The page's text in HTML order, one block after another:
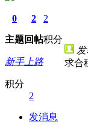
0
主题
2
回帖
2
积分
新手上路
积分
2
发消息
发
求合